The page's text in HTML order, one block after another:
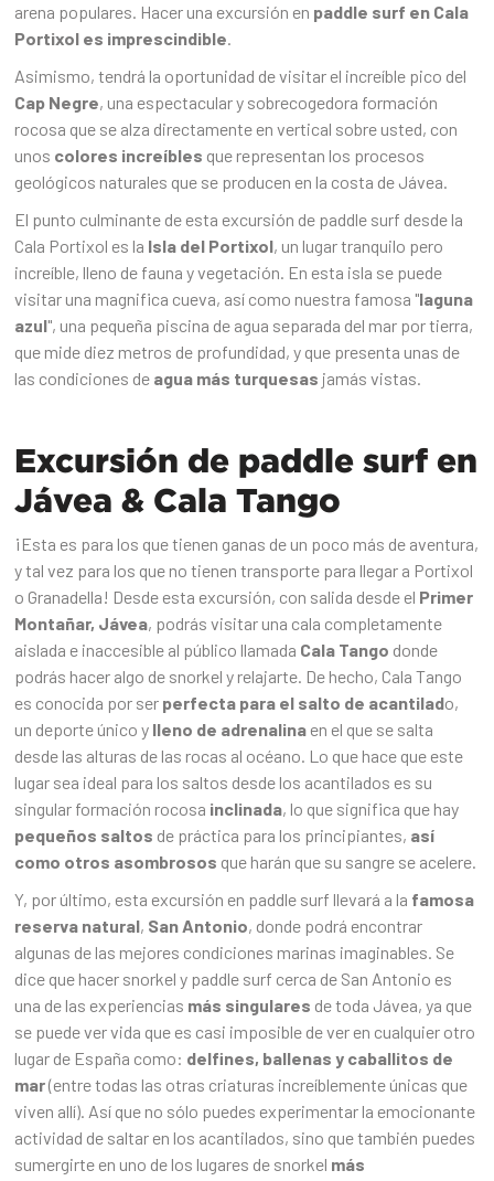
arena populares. Hacer una excursión en paddle surf en Cala
Portixol es imprescindible.
Asimismo, tendrá la oportunidad de visitar el increíble pico del
Cap Negre, una espectacular y sobrecogedora formación
rocosa que se alza directamente en vertical sobre usted, con
unos colores increíbles que representan los procesos
geológicos naturales que se producen en la costa de Jávea.
El punto culminante de esta excursión de paddle surf desde la
Cala Portixol es la Isla del Portixol, un lugar tranquilo pero
increíble, lleno de fauna y vegetación. En esta isla se puede
visitar una magnifica cueva, así como nuestra famosa "laguna
azul", una pequeña piscina de agua separada del mar por tierra,
que mide diez metros de profundidad, y que presenta unas de
las condiciones de agua más turquesas jamás vistas.
Excursión de paddle surf en
Jávea & Cala Tango
¡Esta es para los que tienen ganas de un poco más de aventura,
y tal vez para los que no tienen transporte para llegar a Portixol
o Granadella! Desde esta excursión, con salida desde el Primer
Montañar, Jávea, podrás visitar una cala completamente
aislada e inaccesible al público llamada Cala Tango donde
podrás hacer algo de snorkel y relajarte. De hecho, Cala Tango
es conocida por ser perfecta para el salto de acantilado,
un deporte único y lleno de adrenalina en el que se salta
desde las alturas de las rocas al océano. Lo que hace que este
lugar sea ideal para los saltos desde los acantilados es su
singular formación rocosa inclinada, lo que significa que hay
pequeños saltos de práctica para los principiantes, así
como otros asombrosos que harán que su sangre se acelere.
Y, por último, esta excursión en paddle surf llevará a la famosa
reserva natural, San Antonio, donde podrá encontrar
algunas de las mejores condiciones marinas imaginables. Se
dice que hacer snorkel y paddle surf cerca de San Antonio es
una de las experiencias más singulares de toda Jávea, ya que
se puede ver vida que es casi imposible de ver en cualquier otro
lugar de España como: delfines, ballenas y caballitos de
mar(entre todas las otras criaturas increíblemente únicas que
viven allí). Así que no sólo puedes experimentar la emocionante
actividad de saltar en los acantilados, sino que también puedes
sumergirte en uno de los lugares de snorkel más